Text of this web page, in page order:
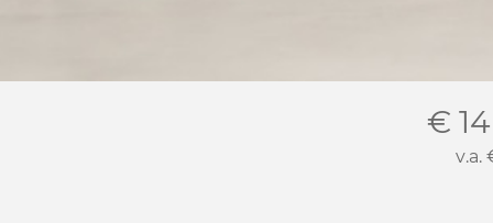
€
v.a.